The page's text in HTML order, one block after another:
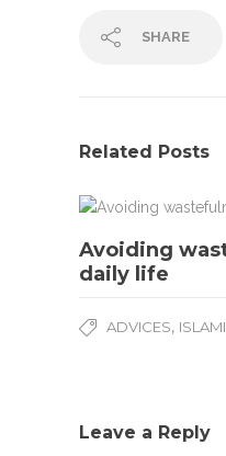
SHARE
Related Posts
Avoiding
daily life
ADVICES,
Leave a Reply